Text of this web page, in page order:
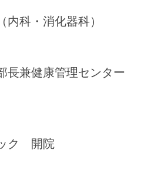
科・消化器科）
長兼健康管理センター
ク 開院